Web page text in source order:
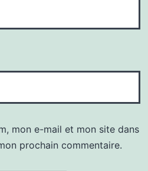
mon e-mail et mon site dans
prochain commentaire.